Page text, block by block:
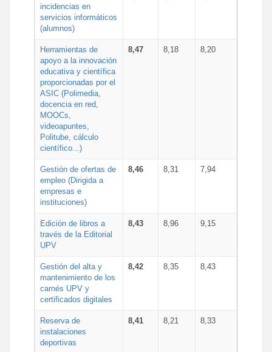
incidencias en
servicios informáticos
(alumnos)
Herramientas de
apoyo a la innovación
educativa y científica
proporcionadas por el
ASIC (Polimedia,
docencia en red,
MOOCs,
videoapuntes,
Politube, cálculo
científico...)
8,47 8,18 8,20
Gestión de ofertas de
empleo (Dirigida a
empresas e
instituciones)
8,46 8,31 7,94
Edición de libros a
través de la Editorial
UPV
8,43 8,96 9,15
Gestión del alta y
mantenimiento de los
carnés UPV y
certificados digitales
8,42 8,35 8,43
Reserva de
instalaciones
deportivas
8,41 8,21 8,33